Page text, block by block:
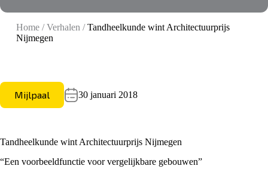
Home/Verhalen /Tandheelkunde wint Architectuurprijs
Nijmegen
Mijlpaal 30 januari 2018
Tandheelkunde wint Architectuurprijs Nijmegen
“Een voorbeeldfunctie voor vergelijkbare gebouwen”